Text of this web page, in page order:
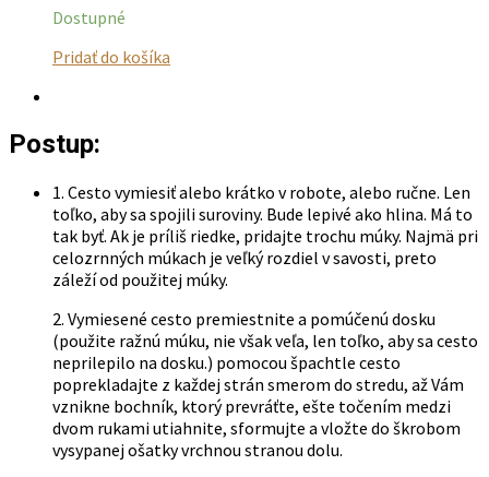
Dostupné
Pridať do košíka
si
môžete
vybrať
na
stránke
produktu.
Postup:
1. Cesto vymiesiť alebo krátko v robote, alebo ručne. Len
toľko, aby sa spojili suroviny. Bude lepivé ako hlina. Má to
tak byť. Ak je príliš riedke, pridajte trochu múky. Najmä pri
celozrnných múkach je veľký rozdiel v savosti, preto
záleží od použitej múky.
2. Vymiesené cesto premiestnite a pomúčenú dosku
(použite ražnú múku, nie však veľa, len toľko, aby sa cesto
neprilepilo na dosku.) pomocou špachtle cesto
poprekladajte z každej strán smerom do stredu, až Vám
vznikne bochník, ktorý prevráťte, ešte točením medzi
dvom rukami utiahnite, sformujte a vložte do škrobom
vysypanej ošatky vrchnou stranou dolu.